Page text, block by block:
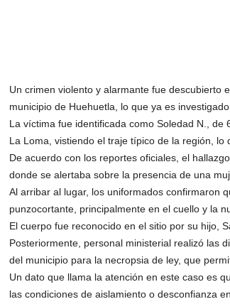
Un crimen violento y alarmante fue descubierto
municipio de Huehuetla, lo que ya es
La víctima fue identificada como Soledad N.,
La Loma, vistiendo el traje típico de la región,
De acuerdo con los reportes oficiales, el
donde se alertaba sobre la presencia de una
Al arribar al lugar, los uniformados confirmaron
punzocortante, principalmente en el cuello y la
El cuerpo fue reconocido en el sitio por su hijo,
Posteriormente, personal ministerial realizó las
del municipio para la necropsia de ley, que
Un dato que llama la atención en este caso es
las condiciones de aislamiento o desconfianza